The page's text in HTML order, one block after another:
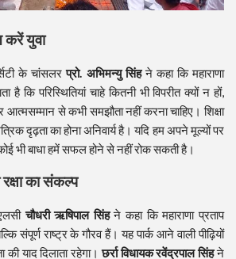
करें युवा
के चांसलरप्रो. अभिमन्यु सिंहने कहा कि महाराणा
है कि परिस्थितियां चाहे कितनी भी विपरीत क्यों न हों,
आत्मसम्मान से कभी समझौता नहीं करना चाहिए। शिक्षा
दृढ़ता का होना अनिवार्य है। यदि हम अपने मूल्यों पर
भी बाधा हमें सफल होने से नहीं रोक सकती है।
का संकल्प
चौधरी ऋषिपाल सिंहने कहा कि महाराणा प्रताप
संपूर्ण राष्ट्र के गौरव हैं। यह पार्क आने वाली पीढ़ियों
की याद दिलाता रहेगा। छर्रा विधायक रवेंद्रपाल सिंहने